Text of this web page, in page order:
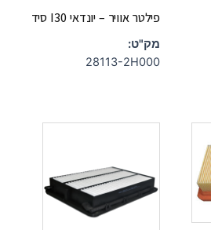
פילטר אוויר – יונדאי I30 סיד
מק"ט:
28113-2H000